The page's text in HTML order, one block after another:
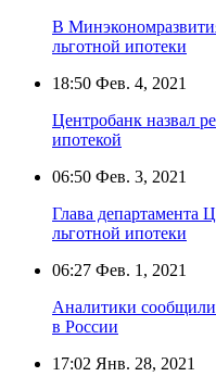
В
льготной ипотеки
18:50 Фев. 4, 2021
Центробанк назвал
ипотекой
06:50 Фев. 3, 2021
Глава департамента
льготной ипотеки
06:27 Фев. 1, 2021
Аналитики сообщили
в России
17:02 Янв. 28, 2021